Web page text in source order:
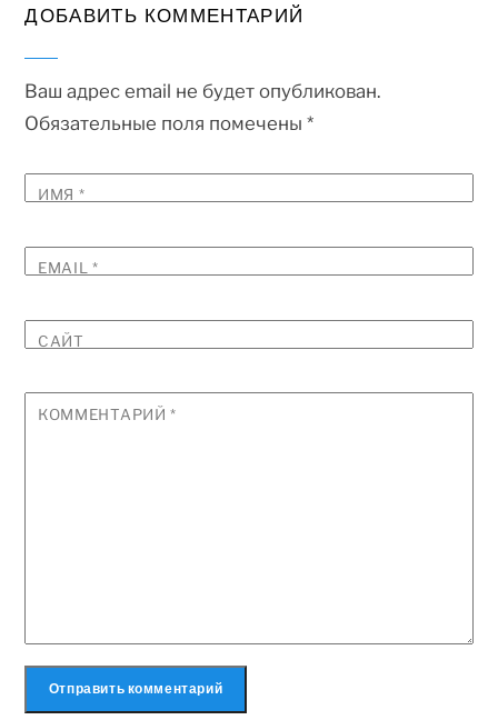
ДОБАВИТЬ КОММЕНТАРИЙ
Ваш адрес email не будет опубликован.
Обязательные поля помечены*
ИМЯ *
EMAIL *
САЙТ
КОММЕНТАРИЙ *